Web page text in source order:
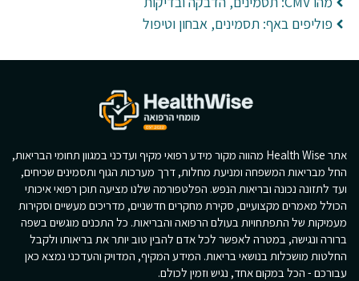
פוליפים באף: תסמינים, אבחון וטיפול
אתר Health Wise מהווה מקור מידע רפואי מקיף ועדכני במגוון תחומי הבריאות,
החל מבריאות המשפחה ומניעת מחלות, דרך מערכות הגוף ותסמינים שכיחים,
ועד לתזונה נכונה ובריאות הנפש. הפלטפורמה שלנו מציעה תוכן רפואי איכותי
הכולל מאמרים מקצועיים, סקירת מחקרים חדשניים, מדריכים מעשיים וסקירות
מעמיקות של התפתחויות בעולם הרפואה והבריאות. כל התכנים מוגשים בשפה
ברורה ונגישה, במטרה לאפשר לכל אדם להבין טוב יותר את בריאותו ולקבל
החלטות מושכלות בנושאי בריאות. המידע המקיף, המדויק והעדכני נמצא כאן
עבורכם - הכל במקום אחד, נגיש וזמין לכולם.